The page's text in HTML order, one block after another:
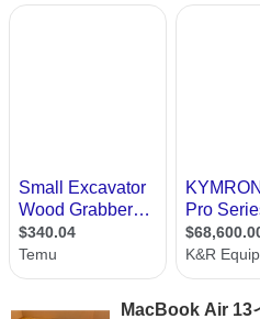
MacBook Air